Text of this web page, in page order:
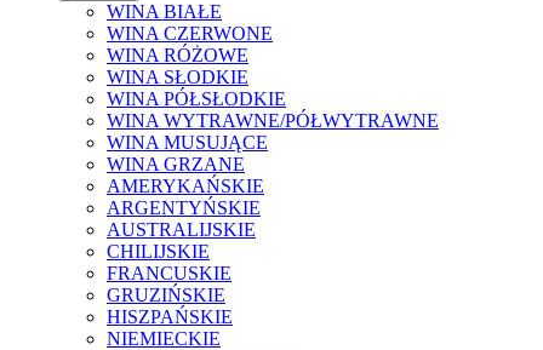
WINA BIAŁE
WINA CZERWONE
WINA RÓŻOWE
WINA SŁODKIE
WINA PÓŁSŁODKIE
WINA WYTRAWNE/PÓŁWYTRAWNE
WINA MUSUJĄCE
WINA GRZANE
AMERYKAŃSKIE
ARGENTYŃSKIE
AUSTRALIJSKIE
CHILIJSKIE
FRANCUSKIE
GRUZIŃSKIE
HISZPAŃSKIE
NIEMIECKIE